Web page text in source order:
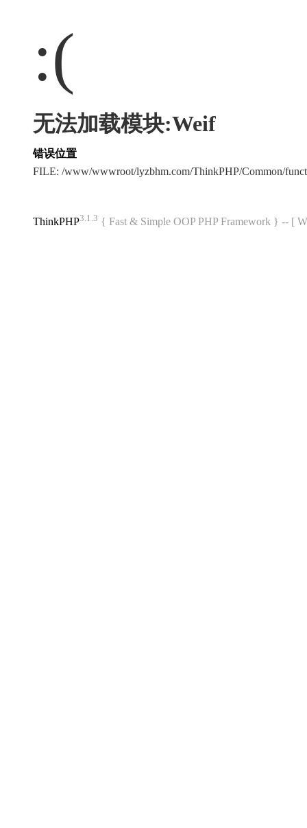
:(
无法加载模块:Weif
错误位置
FILE: /www/wwwroot/lyzbhm.com/ThinkPHP/Common/
ThinkPHP3.1.3 { Fast & Simple OOP PHP Framework } -- [